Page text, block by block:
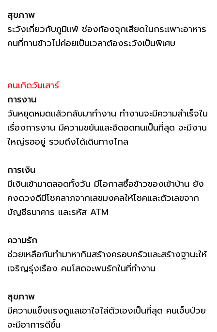
สุขภาพ
ระวังเกี่ยวกับภูมิแพ้ ช่องท้องจุกเสียดในกระเพาะอาหาร
คนที่ทานข้าวไม่ค่อยเป็นเวลาต้องระวังเป็นพิเศษ
คนเกิดวันเสาร์
การงาน
วันหยุดหมดแล้วกลับมาทำงาน ทำงานจะมีความสำเร็จใน
เรื่องการงาน มีความขยันและอึดอดทนเป็นที่สุด จะมีงาน
ใหญ่รออยู่ รวมถึงได้เดินทางไกล
การเงิน
มีเงินเข้ามาตลอดทั้งวัน มีโอกาสซื้อข้าวของเข้าบ้าน ยัง
คงดวงดีมีโชคลาภจากเลขมงคลให้โชคและตัวเลขจาก
บัญชีธนาคาร และรหัส ATM
ความรัก
ช่วยเหลือกันทำมาหากินสร้างครอบครัวและสร้างฐานะให้
เจริญรุ่งเรือง คนโสดจะพบรักในที่ทำงาน
สุขภาพ
มีความแข็งแรงดูแลเอาใจใส่ตัวเองเป็นที่สุด คนเจ็บป่วย
จะมีอาการดีขึ้น